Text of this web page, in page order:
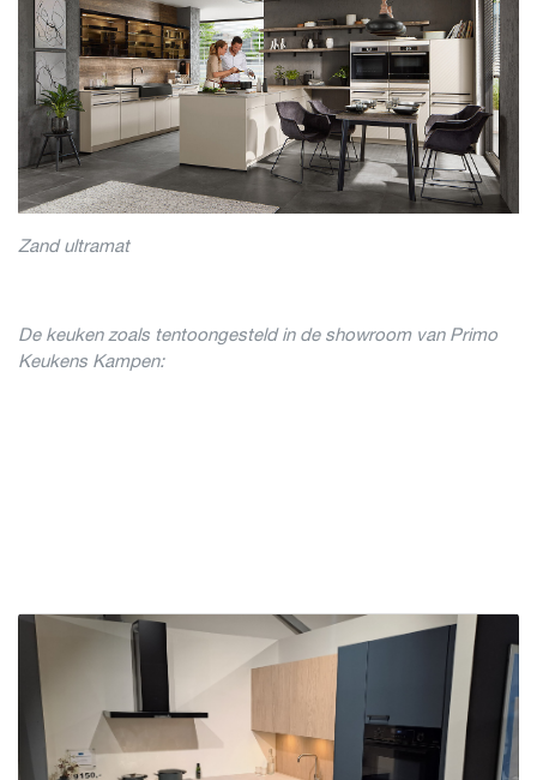
Zand ultramat
De keuken zoals tentoongesteld in de showroom van Primo
Keukens Kampen: